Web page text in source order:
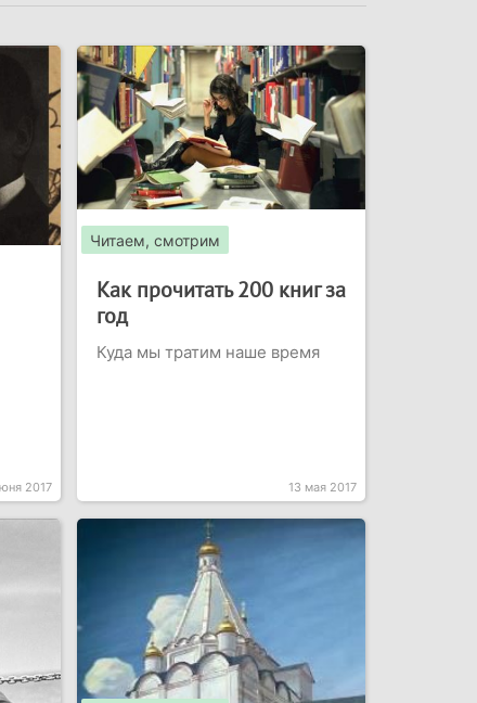
2017
Читаем, смотрим
Как прочитать 200 книг за
год
Куда мы тратим наше время
13 мая 2017